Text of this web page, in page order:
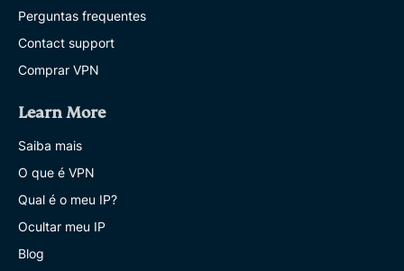
Perguntas frequentes
Contact support
Comprar VPN
Learn More
Saiba mais
O que é VPN
Qual é o meu IP?
Ocultar meu IP
Blog